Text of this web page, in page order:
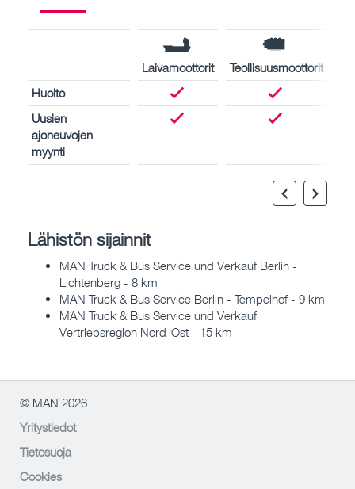
Laivamoottorit
Teollisuusmoottorit
Huolto
Uusien
ajoneuvojen
myynti
Lähistön sijainnit
MAN Truck & Bus Service und Verkauf Berlin -
Lichtenberg - 8 km
MAN Truck & Bus Service Berlin - Tempelhof - 9 km
MAN Truck & Bus Service und Verkauf
Vertriebsregion Nord-Ost - 15 km
© MAN 2026
Yritystiedot
Tietosuoja
Cookies